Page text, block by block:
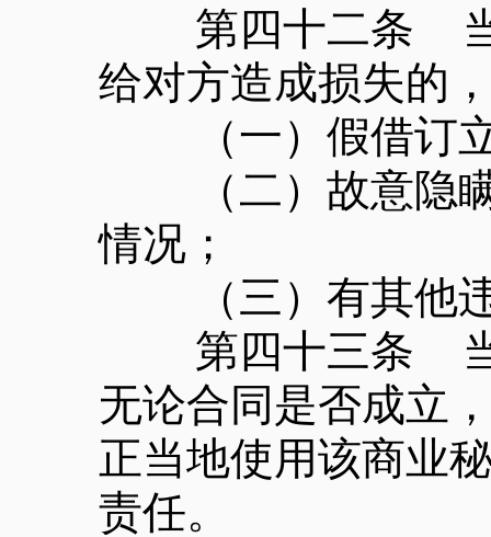
第四十二条 当
给对方造成损失的
（一）假借订立
（二）故意隐瞒
情况；
（三）有其他违
第四十三条 当
无论合同是否成立
正当地使用该商业
责任。